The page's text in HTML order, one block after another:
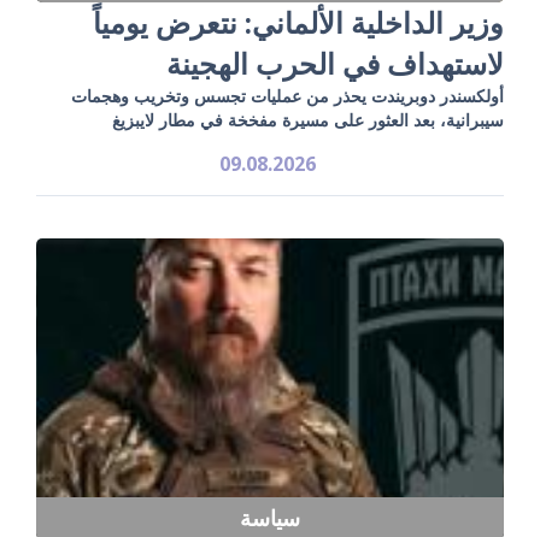
وزير الداخلية الألماني: نتعرض يومياً
لاستهداف في الحرب الهجينة
أولكسندر دوبريندت يحذر من عمليات تجسس وتخريب وهجمات
سيبرانية، بعد العثور على مسيرة مفخخة في مطار لايبزيغ
09.08.2026
سياسة